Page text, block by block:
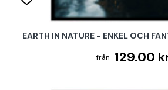
EARTH IN NATURE - ENKEL OCH
129.00